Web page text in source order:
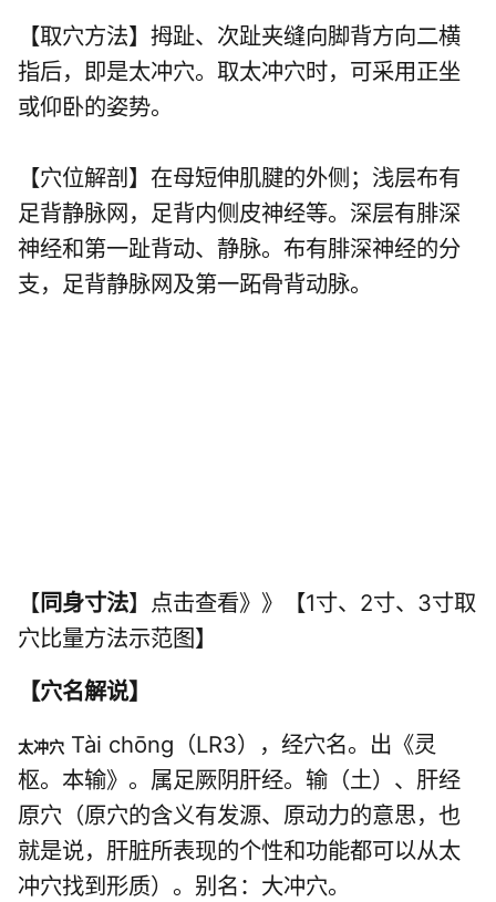
【取穴方法】拇趾、次趾夹缝向脚背方向二横
指后，即是太冲穴。取太冲穴时，可采用正坐
或仰卧的姿势。
【穴位解剖】在母短伸肌腱的外侧；浅层布有
足背静脉网，足背内侧皮神经等。深层有腓深
神经和第一趾背动、静脉。布有腓深神经的分
支，足背静脉网及第一跖骨背动脉。
【同身寸法】点击查看》》【1寸、2寸、3寸取
穴比量方法示范图】
【穴名解说】
太冲穴 Tài chōng（LR3），经穴名。出《灵
枢。本输》。属足厥阴肝经。输（土）、肝经
原穴（原穴的含义有发源、原动力的意思，也
就是说，肝脏所表现的个性和功能都可以从太
冲穴找到形质）。别名：大冲穴。